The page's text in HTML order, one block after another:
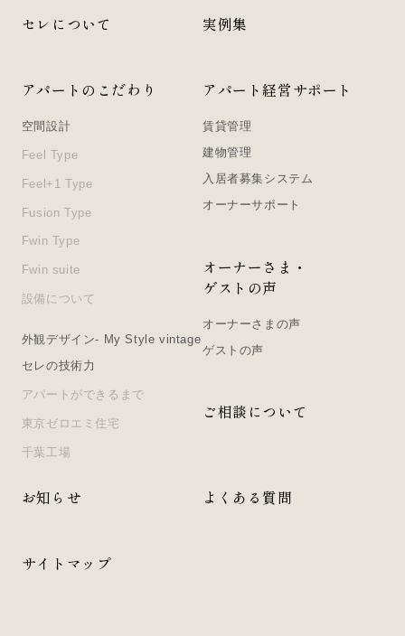
セレについて
アパートのこだわり
空間設計
Feel Type
Feel+1 Type
Fusion Type
Fwin Type
Fwin suite
設備について
外観デザイン- My Style vintage
セレの技術力
アパートができるまで
東京ゼロエミ住宅
千葉工場
実例集
アパート経営サポート
賃貸管理
建物管理
入居者募集システム
オーナーサポート
オーナーさま・
ゲストの声
オーナーさまの声
ゲストの声
ご相談について
お知らせ よくある質問
サイトマップ